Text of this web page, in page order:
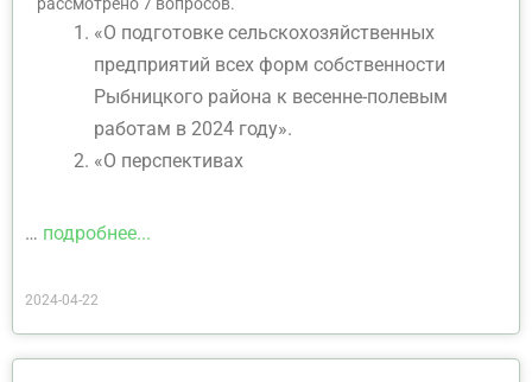
«О подготовке сельскохозяйственных
предприятий всех форм собственности
Рыбницкого района к весенне-полевым
работам в 2024 году».
«О перспективах
… подробнее...
2024-04-22